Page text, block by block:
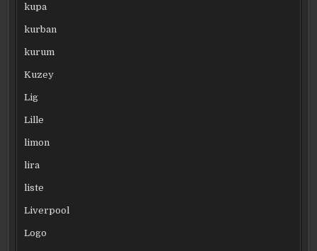
kupa
kurban
kurum
Kuzey
Lig
Lille
limon
lira
liste
Liverpool
Logo